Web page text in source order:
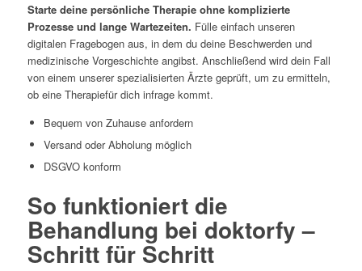
Starte deine persönliche Therapie ohne komplizierte
Prozesse und lange Wartezeiten. Fülle einfach unseren
digitalen Fragebogen aus, in dem du deine Beschwerden und
medizinische Vorgeschichte angibst. Anschließend wird dein Fall
von einem unserer spezialisierten Ärzte geprüft, um zu ermitteln,
ob eine Therapiefür dich infrage kommt.
Bequem von Zuhause anfordern
Versand oder Abholung möglich
DSGVO konform
So funktioniert die
Behandlung bei doktorfy –
Schritt für Schritt